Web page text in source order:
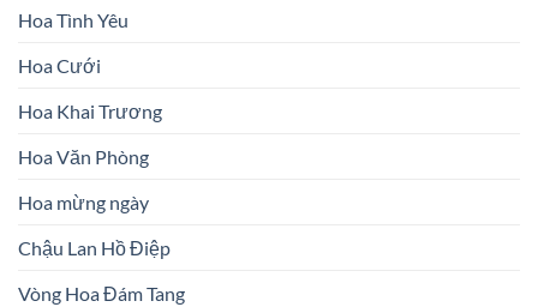
Hoa Tình Yêu
Hoa Cưới
Hoa Khai Trương
Hoa Văn Phòng
Hoa mừng ngày
Chậu Lan Hồ Điệp
Vòng Hoa Đám Tang